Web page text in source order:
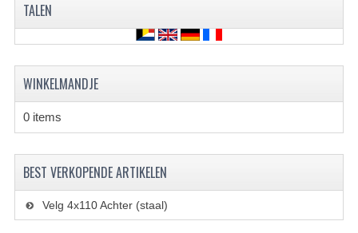
SHINERAY 250 STXE
KAPPEN EN FRAME
TALEN
WINKELMANDJE
0 items
BEST VERKOPENDE ARTIKELEN
Velg 4x110 Achter (staal)